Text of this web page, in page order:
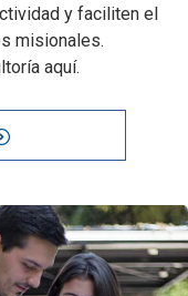
y faciliten el
misionales.
aquí.